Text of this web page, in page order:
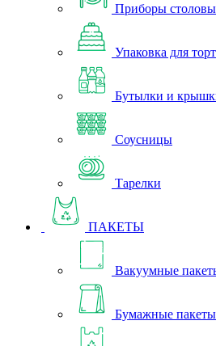
Приборы
Упаковка для
Бутылки и
Соусницы
Тарелки
ПАКЕТЫ
Вакуумные
Бумажные пакеты